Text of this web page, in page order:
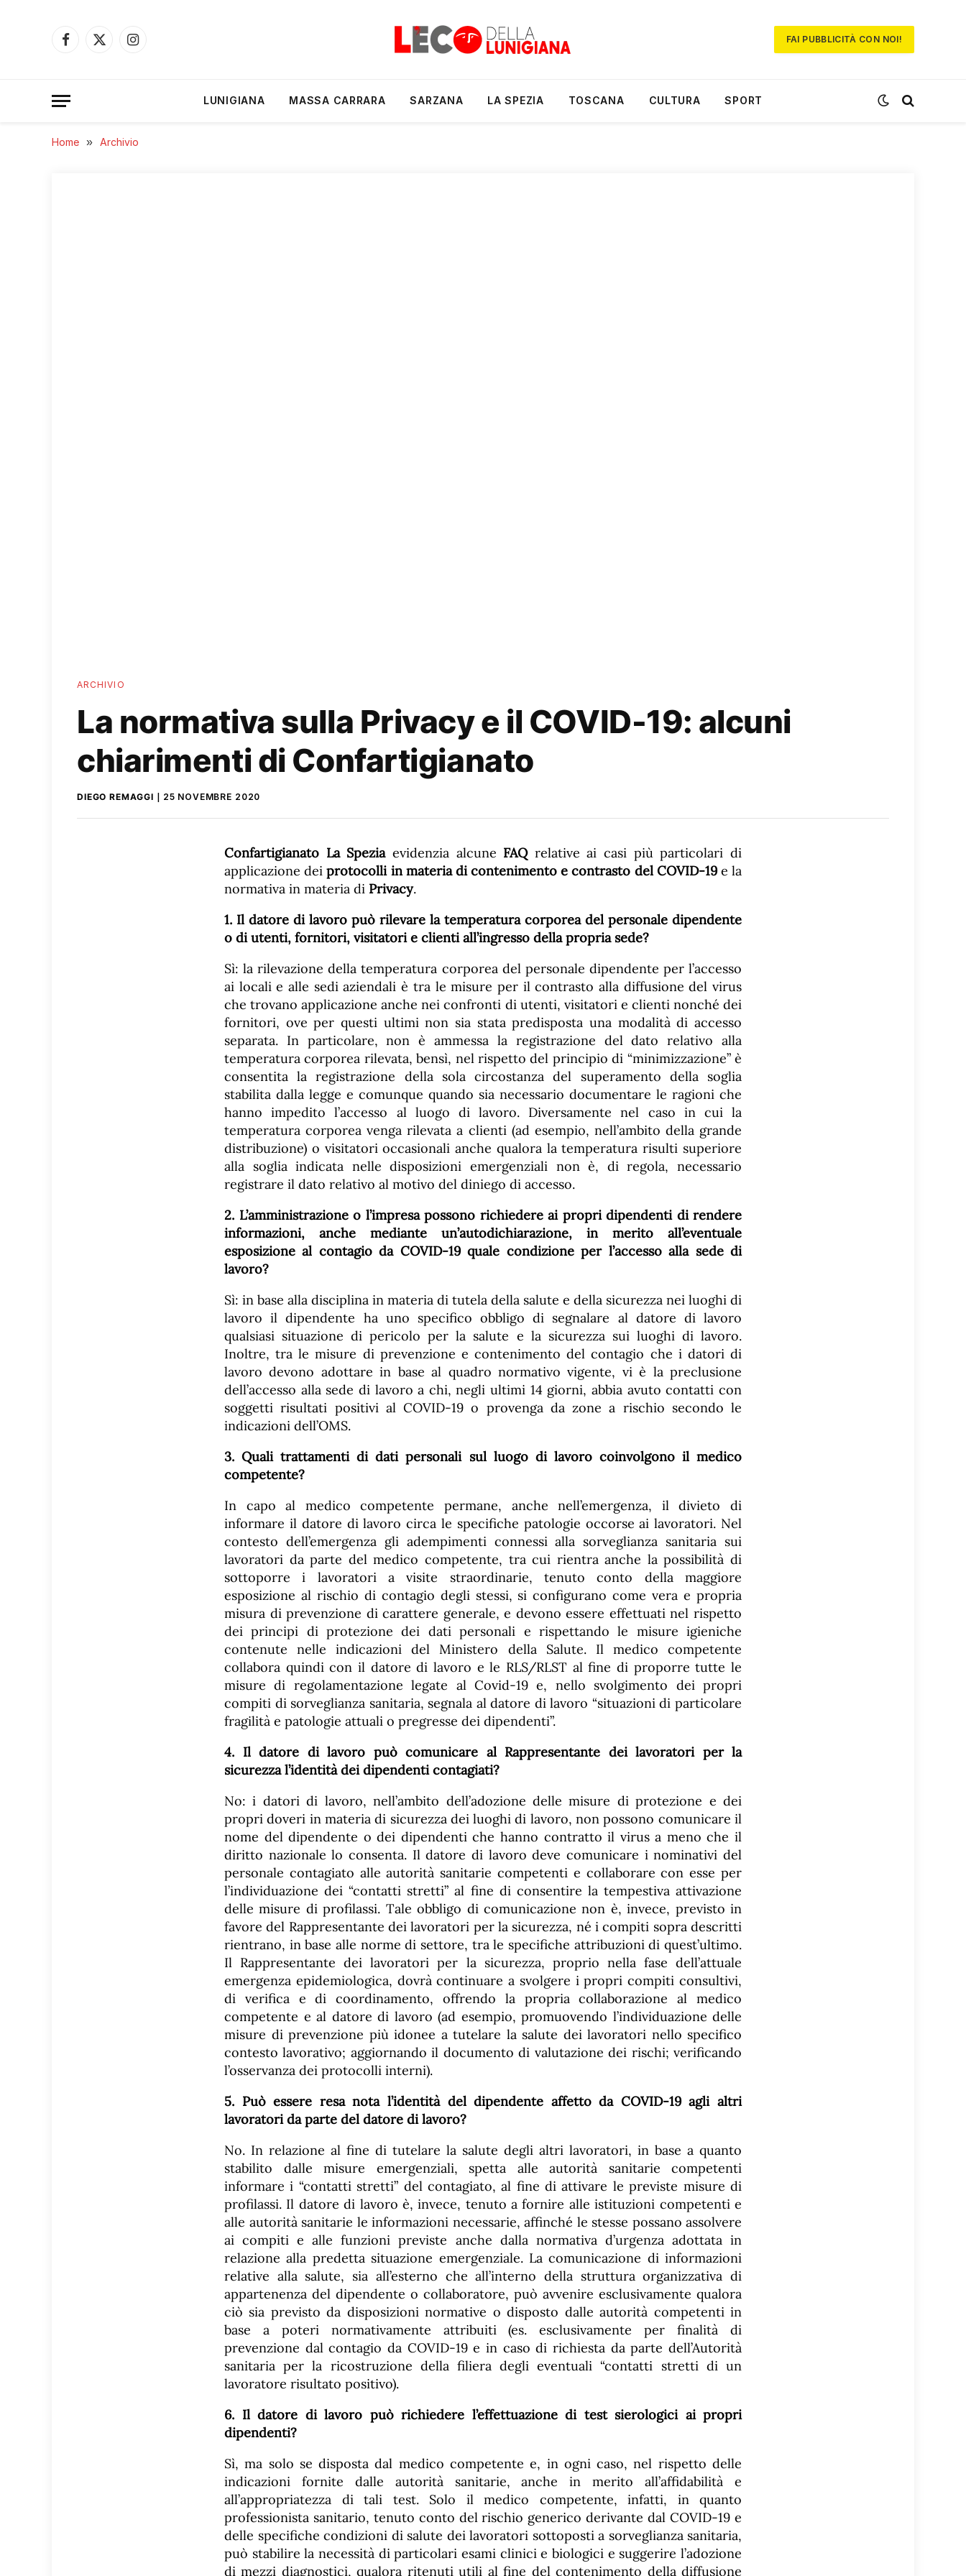
Facebook
X
Instagram
FAI PUBBLICITÀ CON NOI!
LUNIGIANA MASSA CARRARA SARZANA LA SPEZIA TOSCANA CULTURA SPORT
Home » Archivio
ARCHIVIO
La normativa sulla Privacy e il COVID-19: alcuni
chiarimenti di Confartigianato
DIEGO REMAGGI 25 NOVEMBRE 2020
Confartigianato La Speziaevidenzia alcune FAQrelative ai casi più particolari di
applicazione deiprotocolli in materia di contenimento e contrasto del COVID-19e la
normativa in materia di Privacy.
1. Il datore di lavoro può rilevare la temperatura corporea del personale dipendente
o di utenti, fornitori, visitatori e clienti all’ingresso della propria sede?
Sì: la rilevazione della temperatura corporea del personale dipendente per l’accesso
ai locali e alle sedi aziendali è tra le misure per il contrasto alla diffusione del virus
che trovano applicazione anche nei confronti di utenti, visitatori e clienti nonché dei
fornitori, ove per questi ultimi non sia stata predisposta una modalità di accesso
separata. In particolare, non è ammessa la registrazione del dato relativo alla
temperatura corporea rilevata, bensì, nel rispetto del principio di “minimizzazione” è
consentita la registrazione della sola circostanza del superamento della soglia
stabilita dalla legge e comunque quando sia necessario documentare le ragioni che
hanno impedito l’accesso al luogo di lavoro. Diversamente nel caso in cui la
temperatura corporea venga rilevata a clienti (ad esempio, nell’ambito della grande
distribuzione) o visitatori occasionali anche qualora la temperatura risulti superiore
alla soglia indicata nelle disposizioni emergenziali non è, di regola, necessario
registrare il dato relativo al motivo del diniego di accesso.
2. L’amministrazione o l’impresa possono richiedere ai propri dipendenti di rendere
informazioni, anche mediante un’autodichiarazione, in merito all’eventuale
esposizione al contagio da COVID-19 quale condizione per l’accesso alla sede di
lavoro?
Sì: in base alla disciplina in materia di tutela della salute e della sicurezza nei luoghi di
lavoro il dipendente ha uno specifico obbligo di segnalare al datore di lavoro
qualsiasi situazione di pericolo per la salute e la sicurezza sui luoghi di lavoro.
Inoltre, tra le misure di prevenzione e contenimento del contagio che i datori di
lavoro devono adottare in base al quadro normativo vigente, vi è la preclusione
dell’accesso alla sede di lavoro a chi, negli ultimi 14 giorni, abbia avuto contatti con
soggetti risultati positivi al COVID-19 o provenga da zone a rischio secondo le
indicazioni dell’OMS.
3. Quali trattamenti di dati personali sul luogo di lavoro coinvolgono il medico
competente?
In capo al medico competente permane, anche nell’emergenza, il divieto di
informare il datore di lavoro circa le specifiche patologie occorse ai lavoratori. Nel
contesto dell’emergenza gli adempimenti connessi alla sorveglianza sanitaria sui
lavoratori da parte del medico competente, tra cui rientra anche la possibilità di
sottoporre i lavoratori a visite straordinarie, tenuto conto della maggiore
esposizione al rischio di contagio degli stessi, si configurano come vera e propria
misura di prevenzione di carattere generale, e devono essere effettuati nel rispetto
dei principi di protezione dei dati personali e rispettando le misure igieniche
contenute nelle indicazioni del Ministero della Salute. Il medico competente
collabora quindi con il datore di lavoro e le RLS/RLST al fine di proporre tutte le
misure di regolamentazione legate al Covid-19 e, nello svolgimento dei propri
compiti di sorveglianza sanitaria, segnala al datore di lavoro “situazioni di particolare
fragilità e patologie attuali o pregresse dei dipendenti”.
4. Il datore di lavoro può comunicare al Rappresentante dei lavoratori per la
sicurezza l’identità dei dipendenti contagiati?
No: i datori di lavoro, nell’ambito dell’adozione delle misure di protezione e dei
propri doveri in materia di sicurezza dei luoghi di lavoro, non possono comunicare il
nome del dipendente o dei dipendenti che hanno contratto il virus a meno che il
diritto nazionale lo consenta. Il datore di lavoro deve comunicare i nominativi del
personale contagiato alle autorità sanitarie competenti e collaborare con esse per
l’individuazione dei “contatti stretti” al fine di consentire la tempestiva attivazione
delle misure di profilassi. Tale obbligo di comunicazione non è, invece, previsto in
favore del Rappresentante dei lavoratori per la sicurezza, né i compiti sopra descritti
rientrano, in base alle norme di settore, tra le specifiche attribuzioni di quest’ultimo.
Il Rappresentante dei lavoratori per la sicurezza, proprio nella fase dell’attuale
emergenza epidemiologica, dovrà continuare a svolgere i propri compiti consultivi,
di verifica e di coordinamento, offrendo la propria collaborazione al medico
competente e al datore di lavoro (ad esempio, promuovendo l’individuazione delle
misure di prevenzione più idonee a tutelare la salute dei lavoratori nello specifico
contesto lavorativo; aggiornando il documento di valutazione dei rischi; verificando
l’osservanza dei protocolli interni).
5. Può essere resa nota l’identità del dipendente affetto da COVID-19 agli altri
lavoratori da parte del datore di lavoro?
No. In relazione al fine di tutelare la salute degli altri lavoratori, in base a quanto
stabilito dalle misure emergenziali, spetta alle autorità sanitarie competenti
informare i “contatti stretti” del contagiato, al fine di attivare le previste misure di
profilassi. Il datore di lavoro è, invece, tenuto a fornire alle istituzioni competenti e
alle autorità sanitarie le informazioni necessarie, affinché le stesse possano assolvere
ai compiti e alle funzioni previste anche dalla normativa d’urgenza adottata in
relazione alla predetta situazione emergenziale. La comunicazione di informazioni
relative alla salute, sia all’esterno che all’interno della struttura organizzativa di
appartenenza del dipendente o collaboratore, può avvenire esclusivamente qualora
ciò sia previsto da disposizioni normative o disposto dalle autorità competenti in
base a poteri normativamente attribuiti (es. esclusivamente per finalità di
prevenzione dal contagio da COVID-19 e in caso di richiesta da parte dell’Autorità
sanitaria per la ricostruzione della filiera degli eventuali “contatti stretti di un
lavoratore risultato positivo).
6. Il datore di lavoro può richiedere l’effettuazione di test sierologici ai propri
dipendenti?
Sì, ma solo se disposta dal medico competente e, in ogni caso, nel rispetto delle
indicazioni fornite dalle autorità sanitarie, anche in merito all’affidabilità e
all’appropriatezza di tali test. Solo il medico competente, infatti, in quanto
professionista sanitario, tenuto conto del rischio generico derivante dal COVID-19 e
delle specifiche condizioni di salute dei lavoratori sottoposti a sorveglianza sanitaria,
può stabilire la necessità di particolari esami clinici e biologici e suggerire l’adozione
di mezzi diagnostici, qualora ritenuti utili al fine del contenimento della diffusione